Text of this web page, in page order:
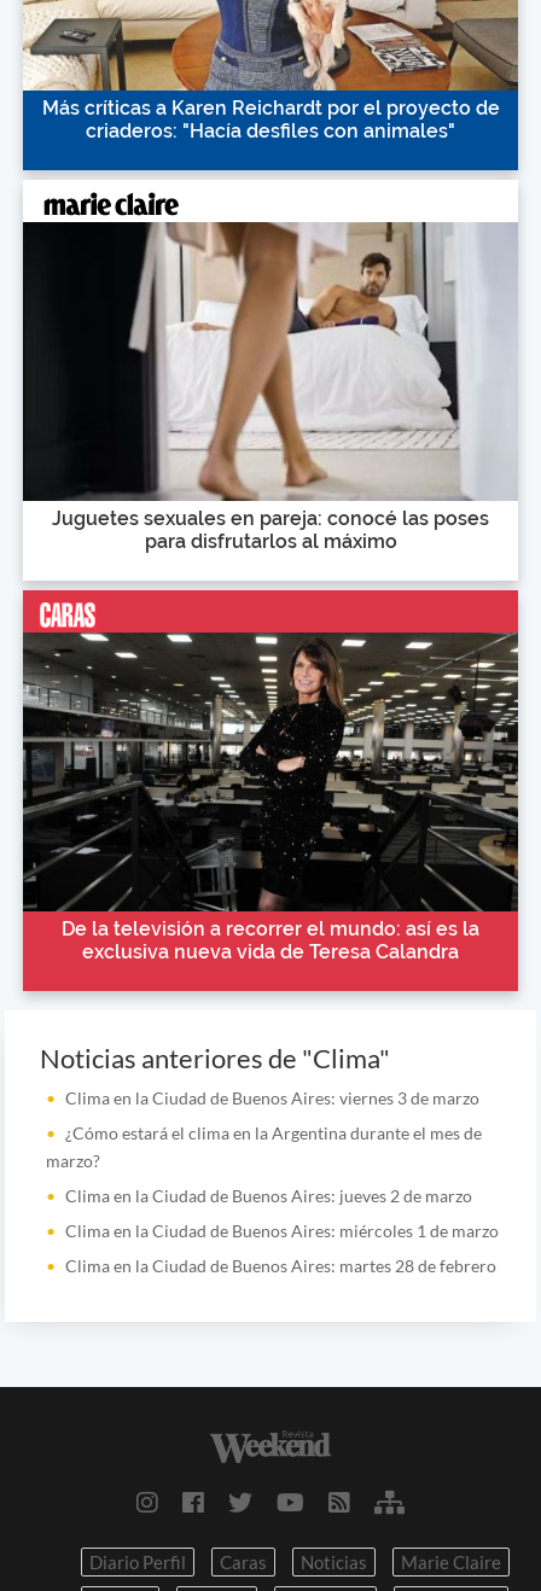
Más críticas a Karen Reichardt por el proyecto de
criaderos: "Hacía desfiles con animales"
Juguetes sexuales en pareja: conocé las poses
para disfrutarlos al máximo
De la televisión a recorrer el mundo: así es la
exclusiva nueva vida de Teresa Calandra
Noticias anteriores de "Clima"
Clima en la Ciudad de Buenos Aires: viernes 3 de marzo
¿Cómo estará el clima en la Argentina durante el mes de
marzo?
Clima en la Ciudad de Buenos Aires: jueves 2 de marzo
Clima en la Ciudad de Buenos Aires: miércoles 1 de marzo
Clima en la Ciudad de Buenos Aires: martes 28 de febrero
Diario Perfil Caras Noticias
Marie Claire